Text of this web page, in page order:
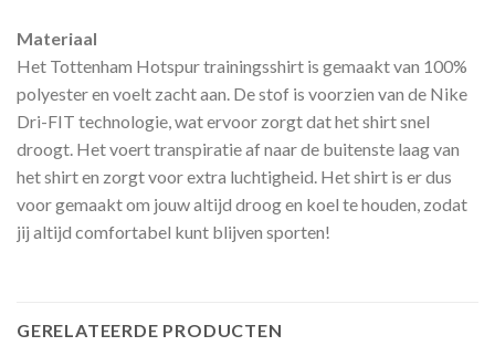
Materiaal
Het Tottenham Hotspur trainingsshirt is gemaakt van 100%
polyester en voelt zacht aan. De stof is voorzien van de Nike
Dri-FIT technologie, wat ervoor zorgt dat het shirt snel
droogt. Het voert transpiratie af naar de buitenste laag van
het shirt en zorgt voor extra luchtigheid. Het shirt is er dus
voor gemaakt om jouw altijd droog en koel te houden, zodat
jij altijd comfortabel kunt blijven sporten!
GERELATEERDE PRODUCTEN